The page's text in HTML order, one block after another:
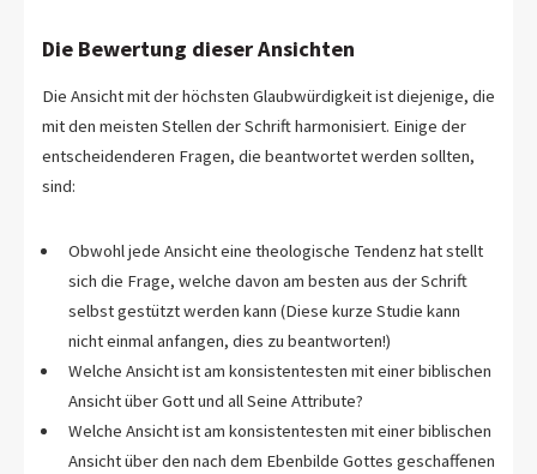
Die Bewertung dieser Ansichten
Die Ansicht mit der höchsten Glaubwürdigkeit ist diejenige, die
mit den meisten Stellen der Schrift harmonisiert. Einige der
entscheidenderen Fragen, die beantwortet werden sollten,
sind:
Obwohl jede Ansicht eine theologische Tendenz hat stellt
sich die Frage, welche davon am besten aus der Schrift
selbst gestützt werden kann (Diese kurze Studie kann
nicht einmal anfangen, dies zu beantworten!)
Welche Ansicht ist am konsistentesten mit einer biblischen
Ansicht über Gott und all Seine Attribute?
Welche Ansicht ist am konsistentesten mit einer biblischen
Ansicht über den nach dem Ebenbilde Gottes geschaffenen